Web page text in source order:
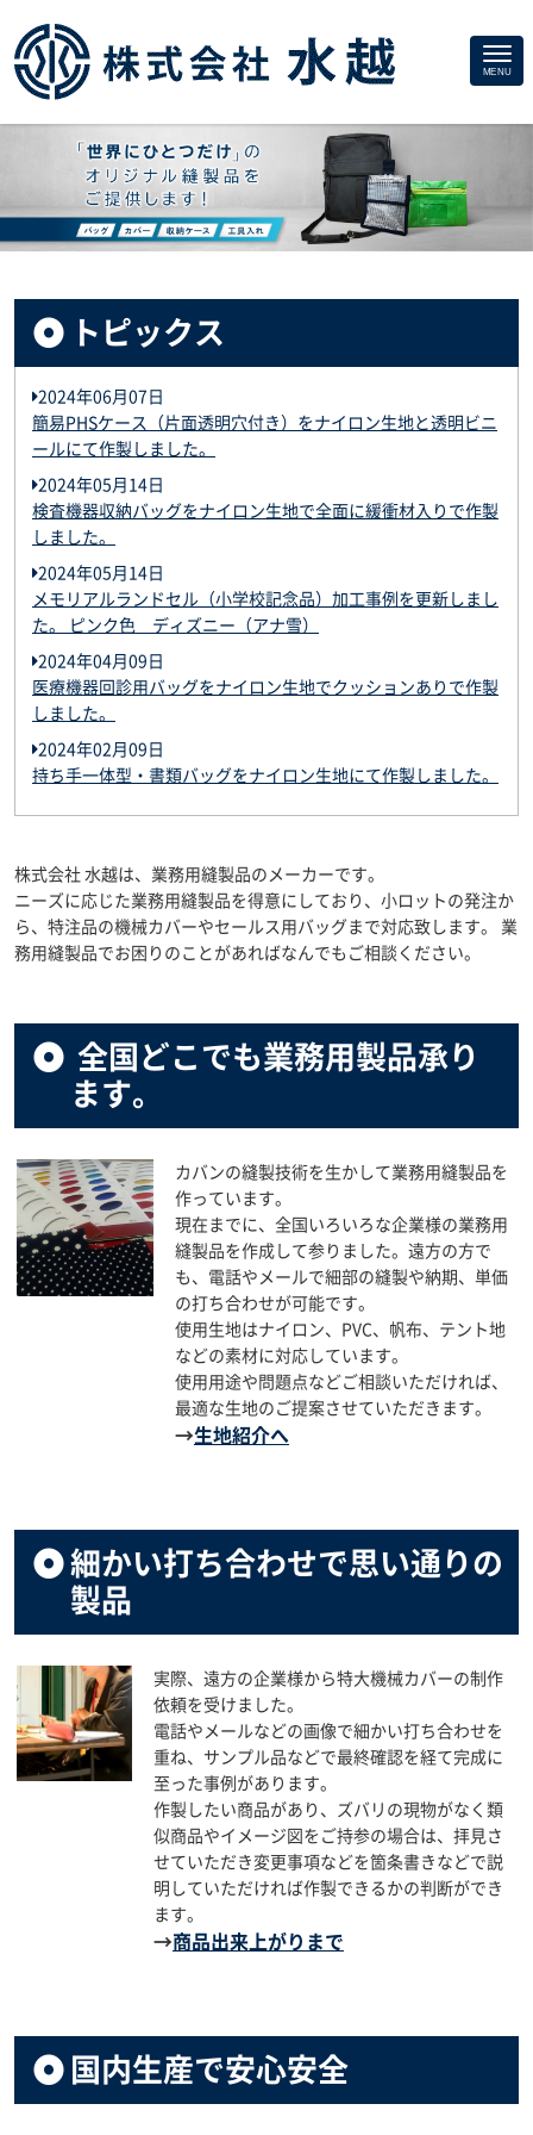
MENU
トピックス
2024年06月07日
簡易PHSケース（片面透明穴付き）をナイロン生地と透明ビニ
ールにて作製しました。
2024年05月14日
検査機器収納バッグをナイロン生地で全面に緩衝材入りで作製
しました。
2024年05月14日
メモリアルランドセル（小学校記念品）加工事例を更新しまし
た。 ピンク色 ディズニー（アナ雪）
2024年04月09日
医療機器回診用バッグをナイロン生地でクッションありで作製
しました。
2024年02月09日
持ち手一体型・書類バッグをナイロン生地にて作製しました。
株式会社 水越は、業務用縫製品のメーカーです。
ニーズに応じた業務用縫製品を得意にしており、小ロットの発注か
ら、特注品の機械カバーやセールス用バッグまで対応致します。 業
務用縫製品でお困りのことがあればなんでもご相談ください。
全国どこでも業務用製品承り
ます。
カバンの縫製技術を生かして業務用縫製品を
作っています。
現在までに、全国いろいろな企業様の業務用
縫製品を作成して参りました。遠方の方で
も、電話やメールで細部の縫製や納期、単価
の打ち合わせが可能です。
使用生地はナイロン、PVC、帆布、テント地
などの素材に対応しています。
使用用途や問題点などご相談いただければ、
最適な生地のご提案させていただきます。
→生地紹介へ
細かい打ち合わせで思い通りの
製品
実際、遠方の企業様から特大機械カバーの制作
依頼を受けました。
電話やメールなどの画像で細かい打ち合わせを
重ね、サンプル品などで最終確認を経て完成に
至った事例があります。
作製したい商品があり、ズバリの現物がなく類
似商品やイメージ図をご持参の場合は、拝見さ
せていただき変更事項などを箇条書きなどで説
明していただければ作製できるかの判断ができ
ます。
→商品出来上がりまで
国内生産で安心安全
Site